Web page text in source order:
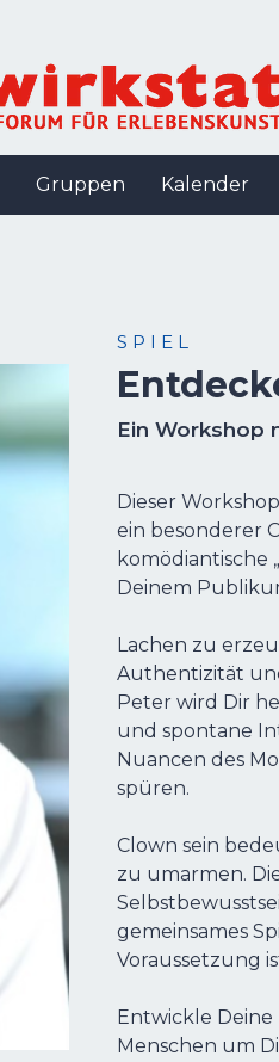
Gruppen Kalender
Dieser
ein besonderer
komödiantische
Deinem
Lachen zu
Authentizität
Peter wird Dir
und spontane
Nuancen des
spüren.
Clown sein
zu umarmen.
gemeinsames
Voraussetzung
Entwickle
Menschen um
Ein Workshop
S P I E L